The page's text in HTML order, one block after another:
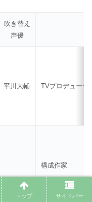
吹き替え
声優
平川大輔 TVプロデューサ
構成作家
トップ サイドバー